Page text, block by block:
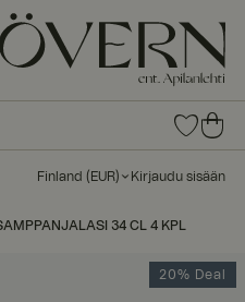
0
tuot
suo
0
tu
ot
os
kor
Finland ( EUR) Kirjaudu sisään
34 CL 4 KPL
20% Deal